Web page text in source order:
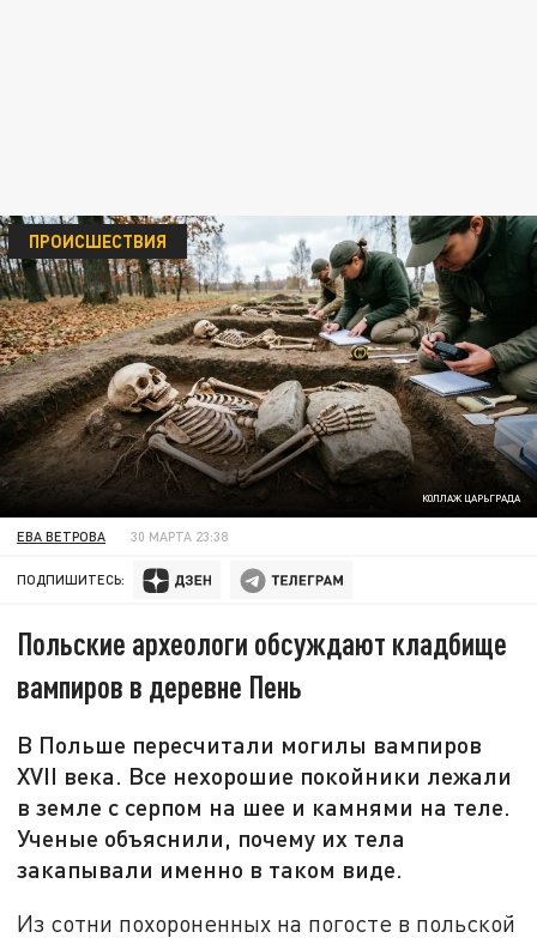
КОЛЛАЖ ЦАРЬГРАДА
ПРОИСШЕСТВИЯ
ЕВА ВЕТРОВА 30 МАРТА 23:38
ПОДПИШИТЕСЬ:
Польские археологи обсуждают кладбище
вампиров в деревне Пень
В Польше пересчитали могилы вампиров
XVII века. Все нехорошие покойники лежали
в земле с серпом на шее и камнями на теле.
Ученые объяснили, почему их тела
закапывали именно в таком виде.
Из сотни похороненных на погосте в польской